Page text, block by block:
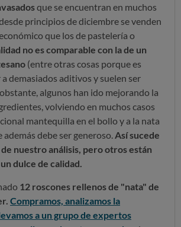
que se encuentran en muchos
principios de diciembre se venden
que los de pastelería o
no es comparable con la de un
(entre otras cosas porque es
demasiados aditivos y suelen ser
algunos han ido mejorando la
volviendo en muchos casos
mantequilla en el bollo y a la nata
debe ser generoso. Así sucede
nuestro análisis, pero otros están
dulce de calidad.
12 roscones rellenos de "nata" de
Compramos, analizamos la
a un grupo de expertos